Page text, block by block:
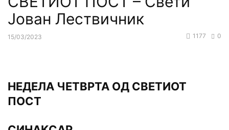
Јован Лествичник
15/03/2023 0
1177
НЕДЕЛА ЧЕТВРТА ОД СВЕТИОТ
ПОСТ